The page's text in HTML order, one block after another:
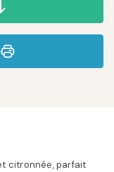
citronnée, parfait